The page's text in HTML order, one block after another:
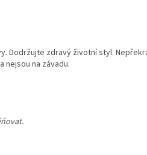
Dodržujte zdravý životní styl.
nejsou na závadu.